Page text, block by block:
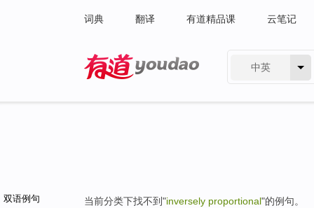
词典 翻译 有道精品课 云笔记
中英
双语例句 当前分类下找不到"inversely proportional"的例句。